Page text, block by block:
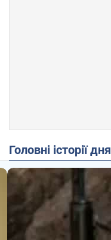
Головні історії дня